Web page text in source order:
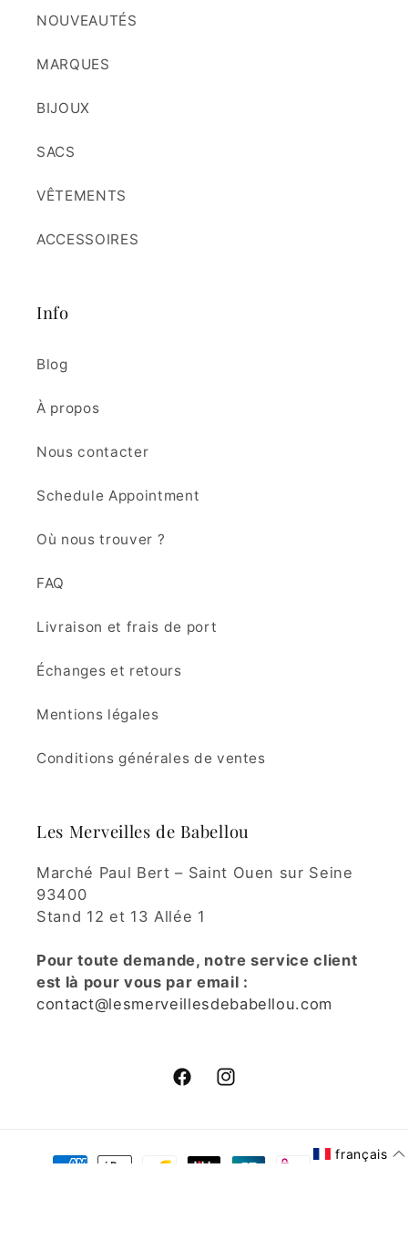
NOUVEAUTÉS
MARQUES
BIJOUX
SACS
VÊTEMENTS
ACCESSOIRES
Info
Blog
À propos
Nous contacter
Schedule Appointment
Où nous trouver ?
FAQ
Livraison et frais de port
Échanges et retours
Mentions légales
Conditions générales de ventes
Les Merveilles de Babellou
Marché Paul Bert – Saint Ouen sur Seine
93400
Stand 12 et 13 Allée 1
Pour toute demande, notre service client
est là pour vous par email :
contact@lesmerveillesdebabellou.com
FacebookInstagram
Moyens
français